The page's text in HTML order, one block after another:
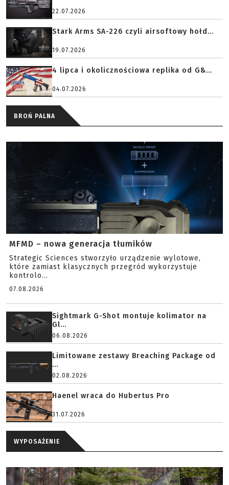
22.07.2026
Stark Arms SA-226 czyli airsoftowy hołd...
19.07.2026
4 lipca i okolicznościowa replika od G&...
04.07.2026
BROŃ PALNA
MFMD – nowa generacja tłumików
Strategic Sciences stworzyło urządzenie wylotowe,
które zamiast klasycznych przegród wykorzystuje
kontrolo...
07.08.2026
Sightmark G-Shot montuje kolimator na
Gl...
06.08.2026
Limitowane zestawy Breaching Package od
...
02.08.2026
Haenel wraca do Hubertus Pro
31.07.2026
WYPOSAŻENIE